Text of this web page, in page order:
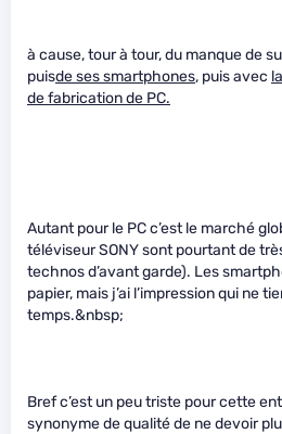
à cause, tour à tour, du manque de
puisde ses smartphones, puis avec
de fabrication de PC.
Autant pour le PC c’est le marché
téléviseur SONY sont pourtant de
technos d’avant garde). Les
papier, mais j’ai l’impression qui ne
temps.&nbsp;
Bref c’est un peu triste pour cette
synonyme de qualité de ne devoir